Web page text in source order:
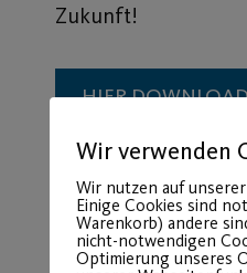
Zukunft!
HIER
Unsere Vereins-
Zusammenarbeit
Dienstleister
professionellen
Wir verwenden
Wir nutzen auf
Einige Cookies sind
Warenkorb) andere
nicht-notwendigen
Optimierung unseres